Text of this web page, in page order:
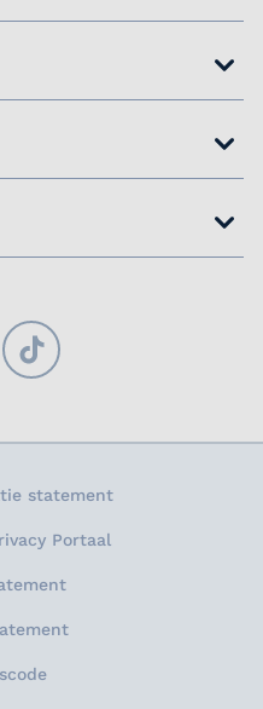
TikTok
statement
Portaal